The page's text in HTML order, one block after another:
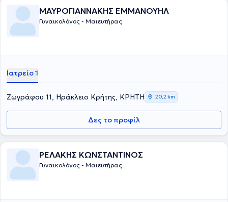
ΜΑΥΡΟΓΙΑΝΝΑΚΗΣ ΕΜΜΑΝΟΥΗΛ
Γυναικολόγος - Μαιευτήρας
Ιατρείο 1
Ζωγράφου 11, Ηράκλειο Κρήτης, ΚΡΗΤΗ 20,2 km
Δες το προφίλ
ΡΕΛΑΚΗΣ ΚΩΝΣΤΑΝΤΙΝΟΣ
Γυναικολόγος - Μαιευτήρας